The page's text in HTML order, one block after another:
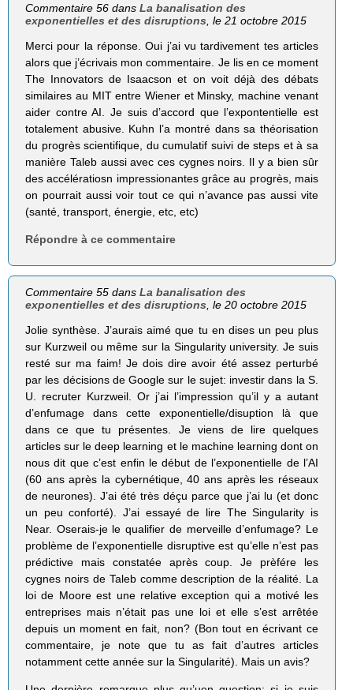
Commentaire 56 dansLa banalisation des
exponentielles et des disruptions , le 21 octobre 2015
Merci pour la réponse. Oui j’ai vu tardivement tes articles
alors que j’écrivais mon commentaire. Je lis en ce moment
The Innovators de Isaacson et on voit déjà des débats
similaires au MIT entre Wiener et Minsky, machine venant
aider contre AI. Je suis d’accord que l’expontentielle est
totalement abusive. Kuhn l’a montré dans sa théorisation
du progrès scientifique, du cumulatif suivi de steps et à sa
manière Taleb aussi avec ces cygnes noirs. Il y a bien sûr
des accélératiosn impressionantes grâce au progrès, mais
on pourrait aussi voir tout ce qui n’avance pas aussi vite
(santé, transport, énergie, etc, etc)
Répondre à ce commentaire
Commentaire 55 dansLa banalisation des
exponentielles et des disruptions , le 20 octobre 2015
Jolie synthèse. J’aurais aimé que tu en dises un peu plus
sur Kurzweil ou même sur la Singularity university. Je suis
resté sur ma faim! Je dois dire avoir été assez perturbé
par les décisions de Google sur le sujet: investir dans la S.
U. recruter Kurzweil. Or j’ai l’impression qu’il y a autant
d’enfumage dans cette exponentielle/disuption là que
dans ce que tu présentes. Je viens de lire quelques
articles sur le deep learning et le machine learning dont on
nous dit que c’est enfin le début de l’exponentielle de l’AI
(60 ans après la cybernétique, 40 ans après les réseaux
de neurones). J’ai été très déçu parce que j’ai lu (et donc
un peu conforté). J’ai essayé de lire The Singularity is
Near. Oserais-je le qualifier de merveille d’enfumage? Le
problème de l’exponentielle disruptive est qu’elle n’est pas
prédictive mais constatée après coup. Je prèfére les
cygnes noirs de Taleb comme description de la réalité. La
loi de Moore est une relative exception qui a motivé les
entreprises mais n’était pas une loi et elle s’est arrêtée
depuis un moment en fait, non? (Bon tout en écrivant ce
commentaire, je note que tu as fait d’autres articles
notamment cette année sur la Singularité). Mais un avis?